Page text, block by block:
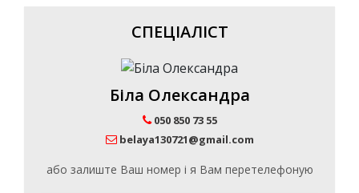
СПЕЦІАЛІСТ
Біла Олександра
050 850 73 55
belaya130721@gmail.com
або залиште Ваш номер і я Вам перетелефоную